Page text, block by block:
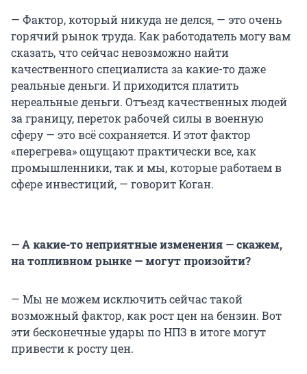
— Фактор, который никуда не делся, — это очень
горячий рынок труда. Как работодатель могу вам
сказать, что сейчас невозможно найти
качественного специалиста за какие-то даже
реальные деньги. И приходится платить
нереальные деньги. Отъезд качественных людей
за границу, переток рабочей силы в военную
сферу — это всё сохраняется. И этот фактор
«перегрева» ощущают практически все, как
промышленники, так и мы, которые работаем в
сфере инвестиций, — говорит Коган.
— А какие-то неприятные изменения — скажем,
на топливном рынке — могут произойти?
— Мы не можем исключить сейчас такой
возможный фактор, как рост цен на бензин. Вот
эти бесконечные удары по НПЗ в итоге могут
привести к росту цен.